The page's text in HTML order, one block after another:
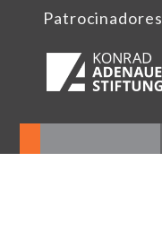
Patrocinadores